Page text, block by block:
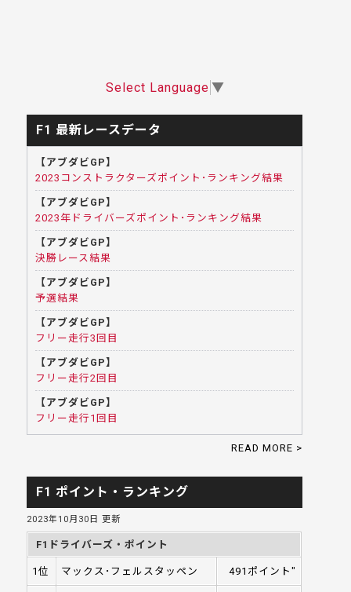
Select Language ▼
F1 最新レースデータ
【アブダビGP】
2023コンストラクターズポイント･ランキング結果
【アブダビGP】
2023年ドライバーズポイント･ランキング結果
【アブダビGP】
決勝レース結果
【アブダビGP】
予選結果
【アブダビGP】
フリー走行3回目
【アブダビGP】
フリー走行2回目
【アブダビGP】
フリー走行1回目
READ MORE >
F1 ポイント・ランキング
2023年10月30日 更新
F1ドライバーズ・ポイント
1位 マックス･フェルスタッペン 491ポイント"